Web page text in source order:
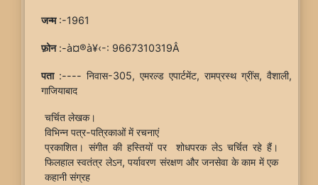
जन्म:-1961
फ़ोन:-à¤®à¥‹-: 9667310319Â
पता:---- निवास-305, एमरल्ड एपार्टमेंट, रामप्रस्थ ग्रींस, वैशाली,
गाजियाबाद
चर्चित लेखक।
विभिन्न पत्र-पत्रिकाओं में रचनाएं
प्रकाशित। संगीत की हस्तियों पर शोधपरक लेऽ चर्चित रहे हैं।
फिलहाल स्वतंत्र लेऽन, पर्यावरण संरक्षण और जनसेवा के काम में एक
कहानी संग्रह